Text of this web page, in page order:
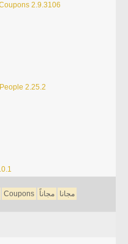
2.9.3106
2.25.2
Coupons مجانا مجاناً